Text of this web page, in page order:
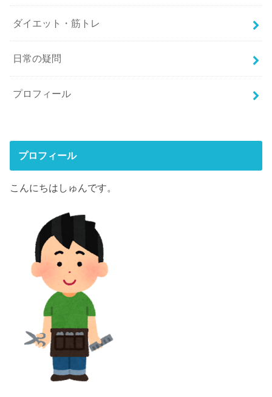
ダイエット・筋トレ
日常の疑問
プロフィール
プロフィール
こんにちはしゅんです。